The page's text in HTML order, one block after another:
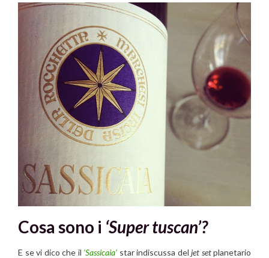
Cosa sono i ‘Super tuscan’?
E se vi dico che il ‘Sassicaia’ star indiscussa del jet setplanetario